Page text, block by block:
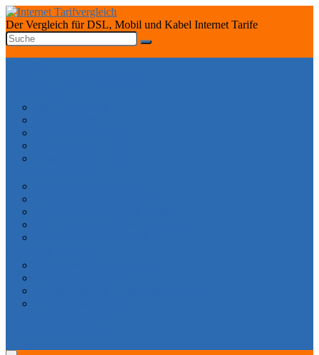
Der Vergleich für DSL, Mobil und Kabel Internet Tarife